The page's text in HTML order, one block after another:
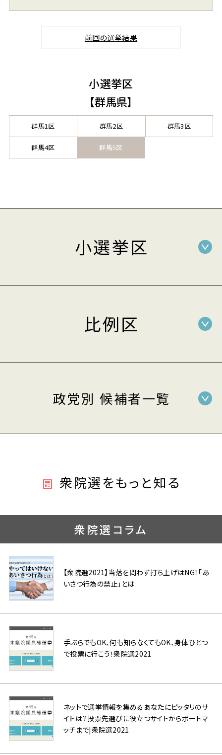
前回の選挙結果
小選挙区
【群馬県】
群馬1区 群馬2区 群馬3区
群馬4区 群馬5区
小選挙区
比例区
政党別 候補者一覧
衆院選をもっと知る
衆院選コラム
【衆院選2021】当落を問わず打ち上げはNG！「あ
いさつ行為の禁止」とは
手ぶらでもOK、何も知らなくてもOK、身体ひとつ
で投票に行こう！衆院選2021
ネットで選挙情報を集めるあなたにピッタリのサ
イトは？投票先選びに役立つサイトからボートマ
ッチまで|衆院選2021